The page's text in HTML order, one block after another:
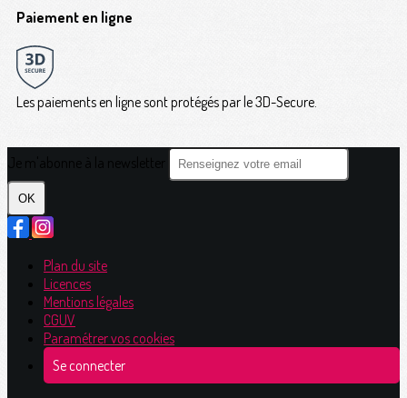
Paiement en ligne
Les paiements en ligne sont protégés par le 3D-Secure.
OK
Plan du site
Licences
Mentions légales
CGUV
Paramétrer vos cookies
Se connecter